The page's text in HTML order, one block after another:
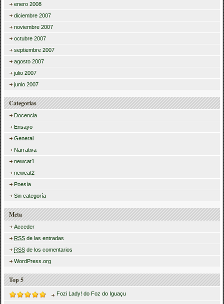
enero 2008
diciembre 2007
noviembre 2007
octubre 2007
septiembre 2007
agosto 2007
julio 2007
junio 2007
Categorías
Docencia
Ensayo
General
Narrativa
newcat1
newcat2
Poesía
Sin categoría
Meta
Acceder
RSS de las entradas
RSS de los comentarios
WordPress.org
Top 5
Fozi Lady! do Foz do Iguaçu